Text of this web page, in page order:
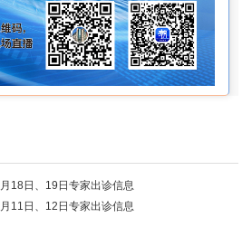
18日、19日专家出诊信息
11日、12日专家出诊信息